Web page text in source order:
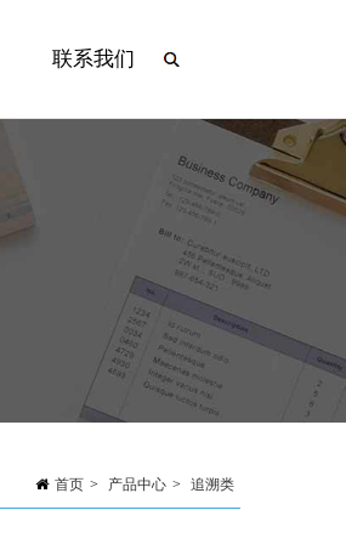
联系我们
首页 > 产品中心 > 追溯类